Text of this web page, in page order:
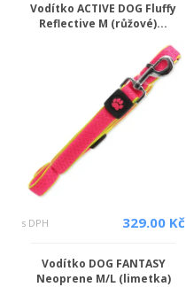
Vodítko ACTIVE DOG Fluffy
Reflective M (růžové)...
s DPH 329.00 Kč
Vodítko DOG FANTASY
Neoprene M/L (limetka)